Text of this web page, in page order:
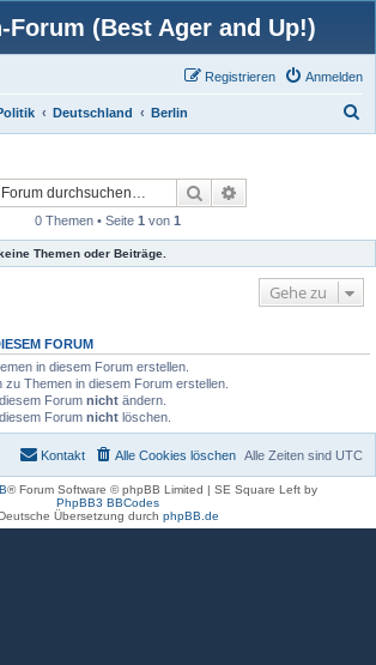
Forum (Best Ager and Up!)
Anmelden
Registrieren
Deutschland Berlin
Suche
0 Themen • Seite 1 von 1
Themen oder Beiträge.
Gehe zu
FORUM
in diesem Forum erstellen.
zu Themen in diesem Forum erstellen.
Forum nicht ändern.
Forum nicht löschen.
Alle Zeiten sind UTC
Alle Cookies löschen
Kontakt
® Forum Software © phpBB Limited | SE Square Left by
PhpBB3 BBCodes
Übersetzung durch phpBB.de